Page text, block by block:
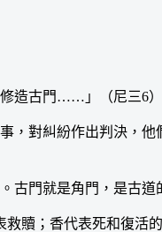
造古門……」（尼三6）
對糾紛作出判決，他
門就是角門，是古道
；香代表死和復活